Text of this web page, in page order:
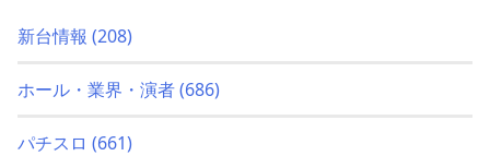
新台情報 (208)
ホール・業界・演者(686)
パチスロ (661)